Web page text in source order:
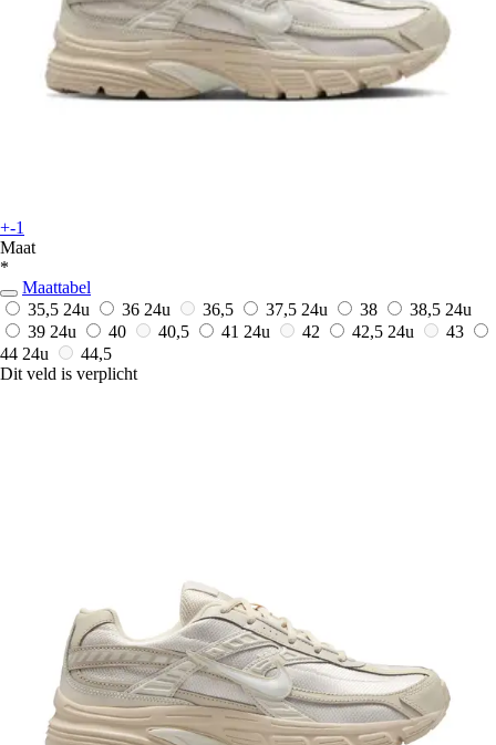
+-1
Maat
*
Maattabel
35,5 24u 36 24u 36,5 37,5 24u 38 38,5 24u
39 24u 40 40,5 41 24u 42 42,5 24u
43
44 24u
44,5
Dit veld is verplicht